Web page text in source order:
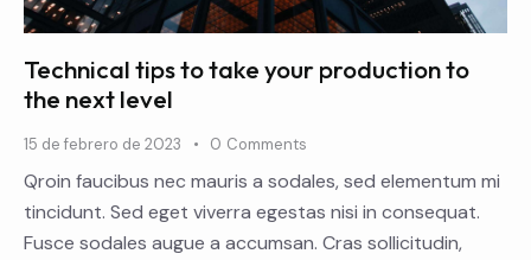
Technical tips to take your production to
the next level
15 de febrero de 2023 0 Comments
Qroin faucibus nec mauris a sodales, sed elementum mi
tincidunt. Sed eget viverra egestas nisi in consequat.
Fusce sodales augue a accumsan. Cras sollicitudin,